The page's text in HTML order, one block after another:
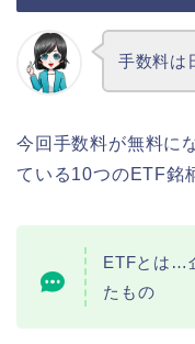
手数料は
今回手数料が無料に
ている10つのETF銘
ETFとは…
たもの